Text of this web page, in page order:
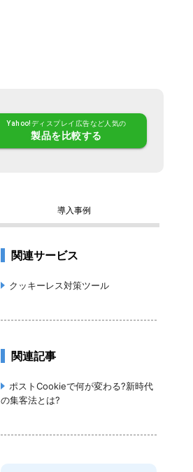
Yahoo!ディスプレイ広告など人気の
製品を比較する
導入事例
関連サービス
クッキーレス対策ツール
関連記事
ポストCookieで何が変わる?新時代
の集客法とは?